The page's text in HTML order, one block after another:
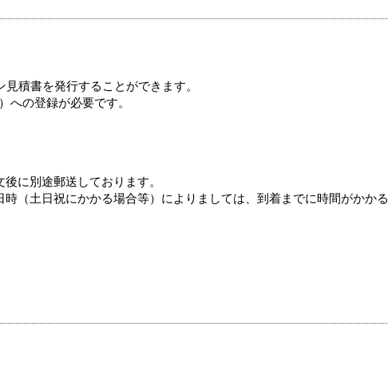
積書を発行することができます。
への登録が必要です。
に別途郵送しております。
（土日祝にかかる場合等）によりましては、到着までに時間がかかる